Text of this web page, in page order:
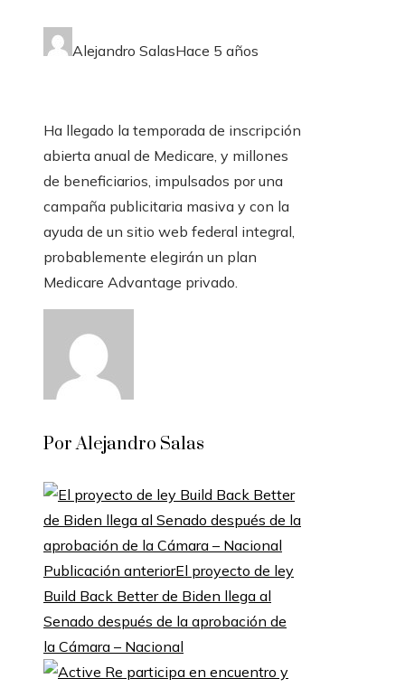
Alejandro SalasHace 5 años
Ha llegado la temporada de inscripción
abierta anual de Medicare, y millones
de beneficiarios, impulsados ​​por una
campaña publicitaria masiva y con la
ayuda de un sitio web federal integral,
probablemente elegirán un plan
Medicare Advantage privado.
Por Alejandro Salas
Publicación anteriorEl proyecto de ley
Build Back Better de Biden llega al
Senado después de la aprobación de
la Cámara – Nacional